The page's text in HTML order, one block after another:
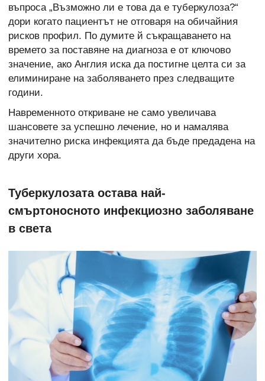
въпроса „Възможно ли е това да е туберкулоза?“
дори когато пациентът не отговаря на обичайния
рисков профил. По думите й съкращаването на
времето за поставяне на диагноза е от ключово
значение, ако Англия иска да постигне целта си за
елиминиране на заболяването през следващите
години.
Навременното откриване не само увеличава
шансовете за успешно лечение, но и намалява
значително риска инфекцията да бъде предадена на
други хора.
Туберкулозата остава най-
смъртоносното инфекциозно заболяване
в света